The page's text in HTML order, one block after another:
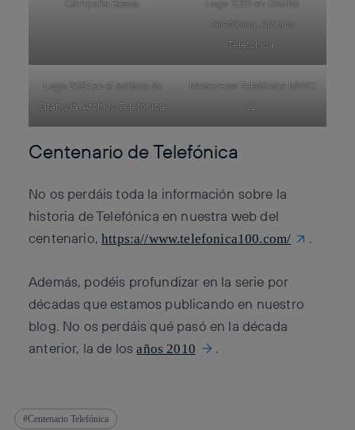
Campaña Besos.
Logo 2021 en Distrito
Telefónica. Archivo
Telefónica.
Logo 2021 en el edificio de
Gran Vía. Archivo Telefónica.
Metaverso Telefónica MWC
22.
Centenario de Telefónica
No os perdáis toda la información sobre la
historia de Telefónica en nuestra web del
centenario,https:a//www.telefonica100.com/ .
Además, podéis profundizar en la serie por
décadas que estamos publicando en nuestro
blog. No os perdáis qué pasó en la década
anterior, la de losaños 2010 .
Centenario Telefónica